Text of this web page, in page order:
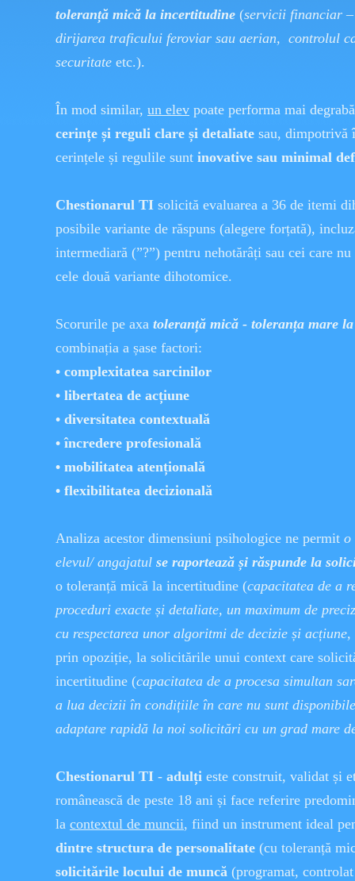
toleranță mică la incertitudine (servicii financiar
dirijarea traficului feroviar sau aerian, controlul
securitate etc.).
În mod similar, un elev poate performa mai
cerințe și reguli clare și detaliate sau, dimpotrivă
cerințele și regulile sunt inovative sau minimal
Chestionarul TI solicită evaluarea a 36 de itemi
posibile variante de răspuns (alegere forțată),
intermediară (”?”) pentru nehotărâți sau cei care
cele două variante dihotomice.
Scorurile pe axa toleranță mică - toleranța mare
combinația a șase factori:
• complexitatea sarcinilor
• libertatea de acțiune
• diversitatea contextuală
• încredere profesională
• mobilitatea atențională
• flexibilitatea decizională
Analiza acestor dimensiuni psihologice ne permit o
elevul/ angajatul se raportează și răspunde la
o toleranță mică la incertitudine (capacitatea de a
proceduri exacte și detaliate, un maximum de
cu respectarea unor algoritmi de decizie și
prin opoziție, la solicitările unui context care
incertitudine (capacitatea de a procesa simultan
a lua decizii în condițiile în care nu sunt
adaptare rapidă la noi solicitări cu un grad mare
Chestionarul TI - adulți este construit, validat și
românească de peste 18 ani și face referire
la contextul de muncii, fiind un instrument ideal
dintre structura de personalitate (cu toleranță
solicitările locului de muncă (programat,